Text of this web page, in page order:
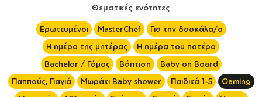
Θεματικές ενότητες
Ερωτευμένοι MasterChef
Για την δασκάλα/ο
Η ημέρα της μητέρας
Η ημέρα του πατέρα
Bachelor / Γάμος
Βάπτιση
Baby on Board
Παππούς, Γιαγιά
Μωράκι Baby shower Παιδικά 1-5
Gaming